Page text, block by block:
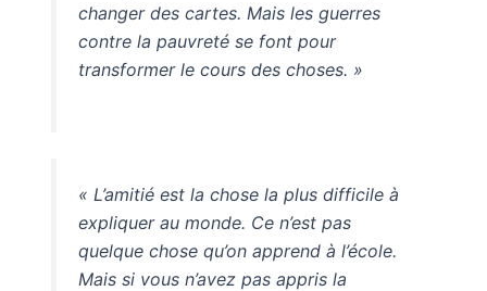
changer des cartes. Mais les guerres
contre la pauvreté se font pour
transformer le cours des choses. »
« L’amitié est la chose la plus difficile à
expliquer au monde. Ce n’est pas
quelque chose qu’on apprend à l’école.
Mais si vous n’avez pas appris la